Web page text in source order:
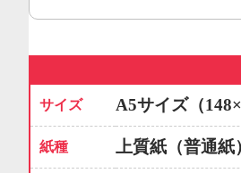
サイズ A5サイズ（
紙種 上質紙（普通紙